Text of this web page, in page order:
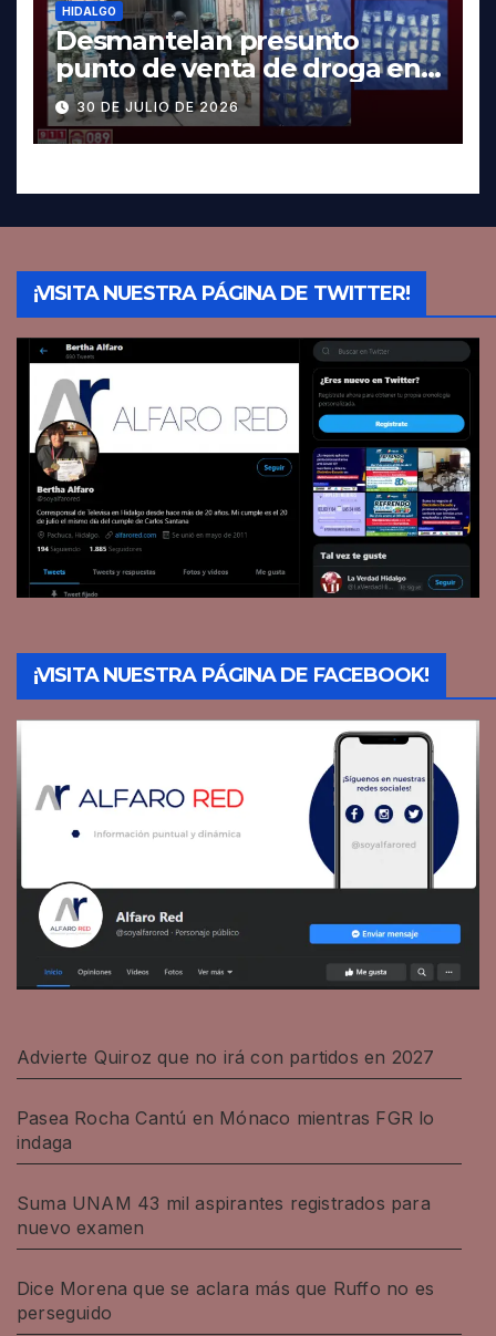
HIDALGO
Desmantelan presunto
punto de venta de droga en
Pachuca; hay dos detenidos
30 DE JULIO DE 2026
¡VISITA NUESTRA PÁGINA DE TWITTER!
¡VISITA NUESTRA PÁGINA DE FACEBOOK!
Advierte Quiroz que no irá con partidos en 2027
Pasea Rocha Cantú en Mónaco mientras FGR lo
indaga
Suma UNAM 43 mil aspirantes registrados para
nuevo examen
Dice Morena que se aclara más que Ruffo no es
perseguido